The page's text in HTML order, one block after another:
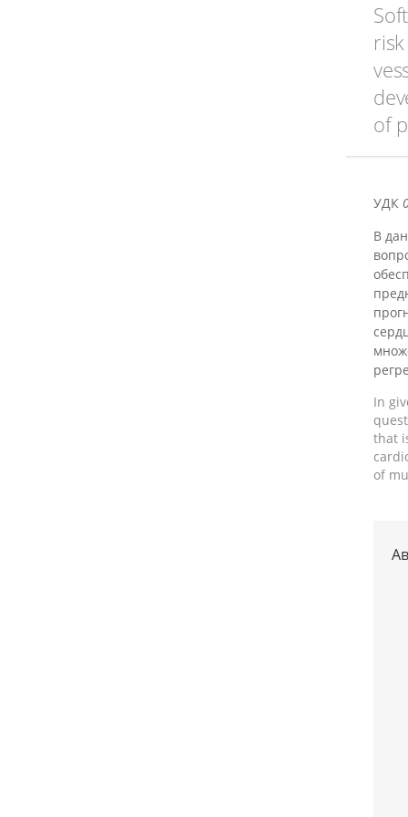
of
УДК
В
In
that
of